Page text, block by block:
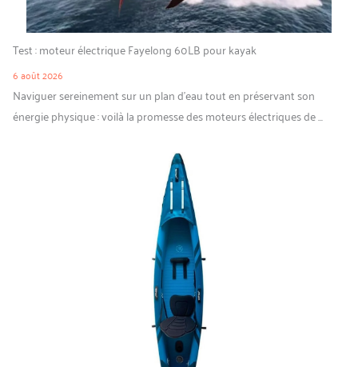
Test : moteur électrique Fayelong 60LB pour kayak
6 août 2026
Naviguer sereinement sur un plan d’eau tout en préservant son
énergie physique : voilà la promesse des moteurs électriques de ...